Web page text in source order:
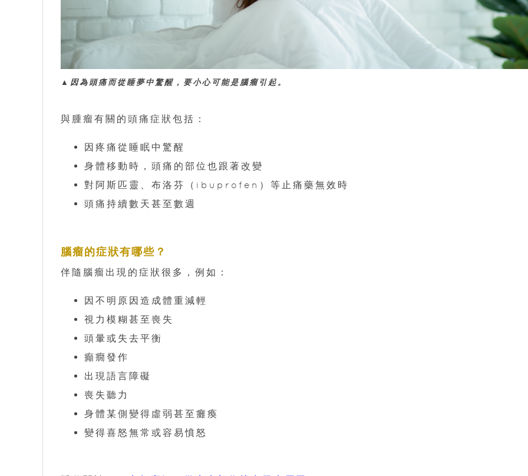
▲因為頭痛而從睡夢中驚醒，要小心可能是腦瘤引起。
與腫瘤有關的頭痛症狀包括：
因疼痛從睡眠中驚醒
身體移動時，頭痛的部位也跟著改變
對阿斯匹靈、布洛芬（ibuprofen）等止痛藥無效時
頭痛持續數天甚至數週
腦瘤的症狀有哪些？
伴隨腦瘤出現的症狀很多，例如：
因不明原因造成體重減輕
視力模糊甚至喪失
頭暈或失去平衡
癲癇發作
出現語言障礙
喪失聽力
身體某側變得虛弱甚至癱瘓
變得喜怒無常或容易憤怒